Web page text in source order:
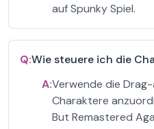
auf Spunky Spiel.
Q:Wie steuere ich die
A:Verwende die
Charaktere
But Remastered